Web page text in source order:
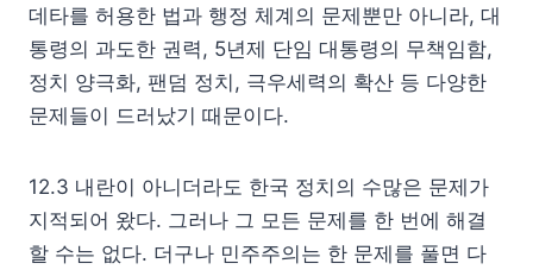
데타를 허용한 법과 행정 체계의 문제뿐만 아니라, 대
통령의 과도한 권력, 5년제 단임 대통령의 무책임함,
정치 양극화, 팬덤 정치, 극우세력의 확산 등 다양한
문제들이 드러났기 때문이다.
12.3 내란이 아니더라도 한국 정치의 수많은 문제가
지적되어 왔다. 그러나 그 모든 문제를 한 번에 해결
할 수는 없다. 더구나 민주주의는 한 문제를 풀면 다